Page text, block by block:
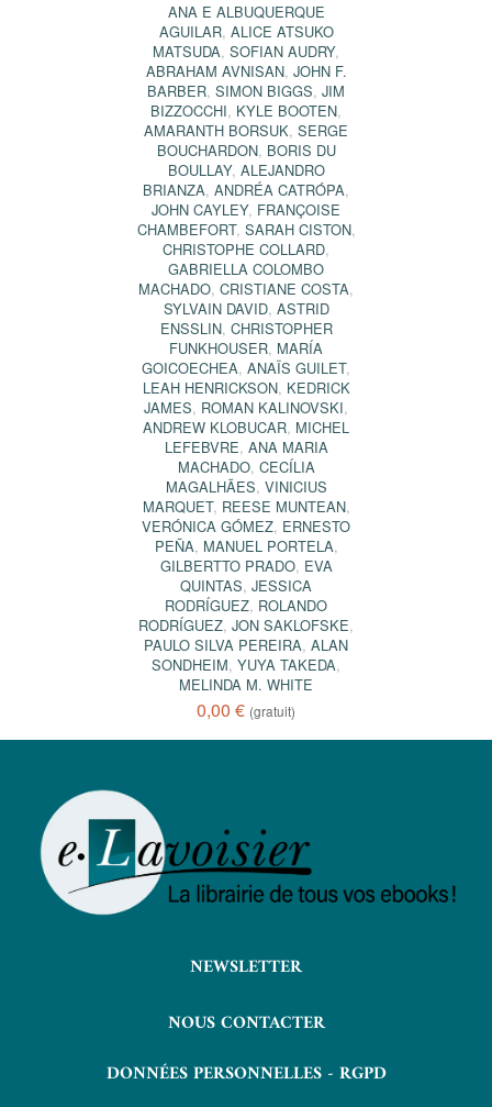
ANA E ALBUQUERQUE
AGUILAR, ALICE ATSUKO
MATSUDA, SOFIAN AUDRY,
ABRAHAM AVNISAN, JOHN F.
BARBER, SIMON BIGGS, JIM
BIZZOCCHI, KYLE BOOTEN,
AMARANTH BORSUK, SERGE
BOUCHARDON, BORIS DU
BOULLAY, ALEJANDRO
BRIANZA, ANDRÉA CATRÓPA,
JOHN CAYLEY, FRANÇOISE
CHAMBEFORT, SARAH CISTON,
CHRISTOPHE COLLARD,
GABRIELLA COLOMBO
MACHADO, CRISTIANE COSTA,
SYLVAIN DAVID, ASTRID
ENSSLIN, CHRISTOPHER
FUNKHOUSER, MARÍA
GOICOECHEA, ANAÏS GUILET,
LEAH HENRICKSON, KEDRICK
JAMES, ROMAN KALINOVSKI,
ANDREW KLOBUCAR, MICHEL
LEFEBVRE, ANA MARIA
MACHADO, CECÍLIA
MAGALHÃES, VINICIUS
MARQUET, REESE MUNTEAN,
VERÓNICA GÓMEZ, ERNESTO
PEÑA, MANUEL PORTELA,
GILBERTTO PRADO, EVA
QUINTAS, JESSICA
RODRÍGUEZ, ROLANDO
RODRÍGUEZ, JON SAKLOFSKE,
PAULO SILVA PEREIRA, ALAN
SONDHEIM, YUYA TAKEDA,
MELINDA M. WHITE
0,00 € (gratuit)
NEWSLETTER
NOUS CONTACTER
DONNÉES PERSONNELLES - RGPD